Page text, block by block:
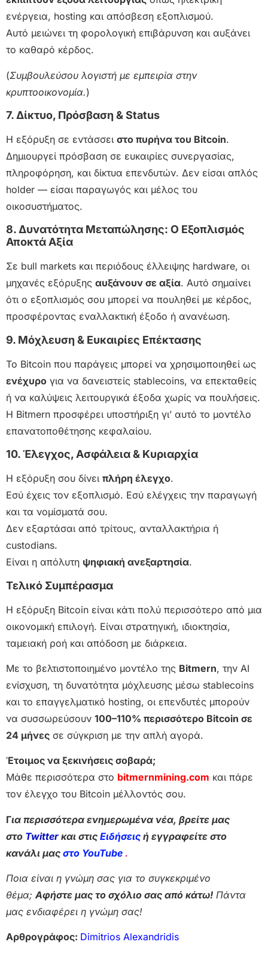
ενέργεια, hosting και απόσβεση εξοπλισμού.
Αυτό μειώνει τη φορολογική επιβάρυνση και αυξάνει
το καθαρό κέρδος.
(Συμβουλεύσου λογιστή με εμπειρία στην
κρυπτοοικονομία.)
7. Δίκτυο, Πρόσβαση & Status
Η εξόρυξη σε εντάσσει στο πυρήνα του Bitcoin.
Δημιουργεί πρόσβαση σε ευκαιρίες συνεργασίας,
πληροφόρηση, και δίκτυα επενδυτών. Δεν είσαι απλός
holder — είσαι παραγωγός και μέλος του
οικοσυστήματος.
8. Δυνατότητα Μεταπώλησης: Ο Εξοπλισμός
Αποκτά Αξία
Σε bull markets και περιόδους έλλειψης hardware, οι
μηχανές εξόρυξης αυξάνουν σε αξία. Αυτό σημαίνει
ότι ο εξοπλισμός σου μπορεί να πουληθεί με κέρδος,
προσφέροντας εναλλακτική έξοδο ή ανανέωση.
9. Μόχλευση & Ευκαιρίες Επέκτασης
Το Bitcoin που παράγεις μπορεί να χρησιμοποιηθεί ως
ενέχυρο για να δανειστείς stablecoins, να επεκταθείς
ή να καλύψεις λειτουργικά έξοδα χωρίς να πουλήσεις.
Η Bitmern προσφέρει υποστήριξη γι’ αυτό το μοντέλο
επανατοποθέτησης κεφαλαίου.
10. Έλεγχος, Ασφάλεια & Κυριαρχία
Η εξόρυξη σου δίνει πλήρη έλεγχο.
Εσύ έχεις τον εξοπλισμό. Εσύ ελέγχεις την παραγωγή
και τα νομίσματά σου.
Δεν εξαρτάσαι από τρίτους, ανταλλακτήρια ή
custodians.
Είναι η απόλυτη ψηφιακή ανεξαρτησία.
Τελικό Συμπέρασμα
Η εξόρυξη Bitcoin είναι κάτι πολύ περισσότερο από μια
οικονομική επιλογή. Είναι στρατηγική, ιδιοκτησία,
ταμειακή ροή και απόδοση με διάρκεια.
Με το βελτιστοποιημένο μοντέλο της Bitmern, την AI
ενίσχυση, τη δυνατότητα μόχλευσης μέσω stablecoins
και το επαγγελματικό hosting, οι επενδυτές μπορούν
να συσσωρεύσουν 100–110% περισσότερο Bitcoin σε
24 μήνες σε σύγκριση με την απλή αγορά.
Έτοιμος να ξεκινήσεις σοβαρά;
Μάθε περισσότερα στο bitmernmining.com και πάρε
τον έλεγχο του Bitcoin μέλλοντός σου.
Για περισσότερα ενημερωμένα νέα, βρείτε μας
στο Twitter και στις Ειδήσεις ή εγγραφείτε στο
κανάλι μας στο YouTube .
Ποια είναι η γνώμη σας για το συγκεκριμένο
θέμα;Αφήστε μας το σχόλιο σας από κάτω! Πάντα
μας ενδιαφέρει η γνώμη σας!
Αρθρογράφος: Dimitrios Alexandridis